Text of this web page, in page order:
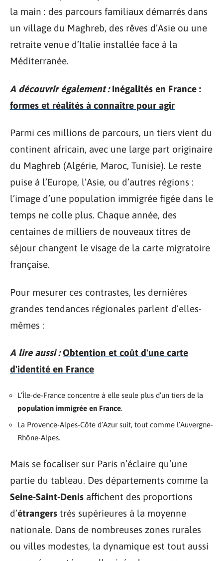
la main : des parcours familiaux démarrés dans
un village du Maghreb, des rêves d’Asie ou une
retraite venue d’Italie installée face à la
Méditerranée.
A découvrir également : Inégalités en France :
formes et réalités à connaître pour agir
Parmi ces millions de parcours, un tiers vient du
continent africain, avec une large part originaire
du Maghreb (Algérie, Maroc, Tunisie). Le reste
puise à l’Europe, l’Asie, ou d’autres régions :
l’image d’une population immigrée figée dans le
temps ne colle plus. Chaque année, des
centaines de milliers de nouveaux titres de
séjour changent le visage de la carte migratoire
française.
Pour mesurer ces contrastes, les dernières
grandes tendances régionales parlent d’elles-
mêmes :
A lire aussi : Obtention et coût d'une carte
d'identité en France
L’Île-de-France concentre à elle seule plus d’un tiers de la
population immigrée en France.
La Provence-Alpes-Côte d’Azur suit, tout comme l’Auvergne-
Rhône-Alpes.
Mais se focaliser sur Paris n’éclaire qu’une
partie du tableau. Des départements comme la
Seine-Saint-Denis affichent des proportions
d’étrangers très supérieures à la moyenne
nationale. Dans de nombreuses zones rurales
ou villes modestes, la dynamique est tout aussi